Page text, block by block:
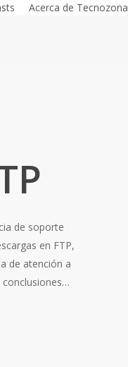
Acerca de Tecnozona
de soporte
en FTP,
de atención a
conclusiones…